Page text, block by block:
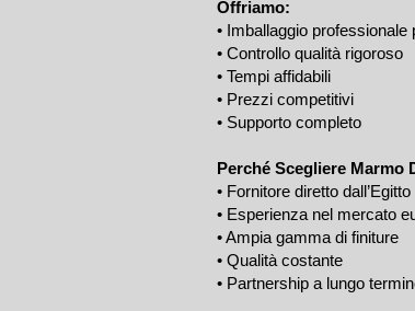
Offriamo:
• Imballaggio professionale
• Controllo qualità rigoroso
• Tempi affidabili
• Prezzi competitivi
• Supporto completo
Perché Scegliere Marmo
• Fornitore diretto dall’Egitto
• Esperienza nel mercato
• Ampia gamma di finiture
• Qualità costante
• Partnership a lungo